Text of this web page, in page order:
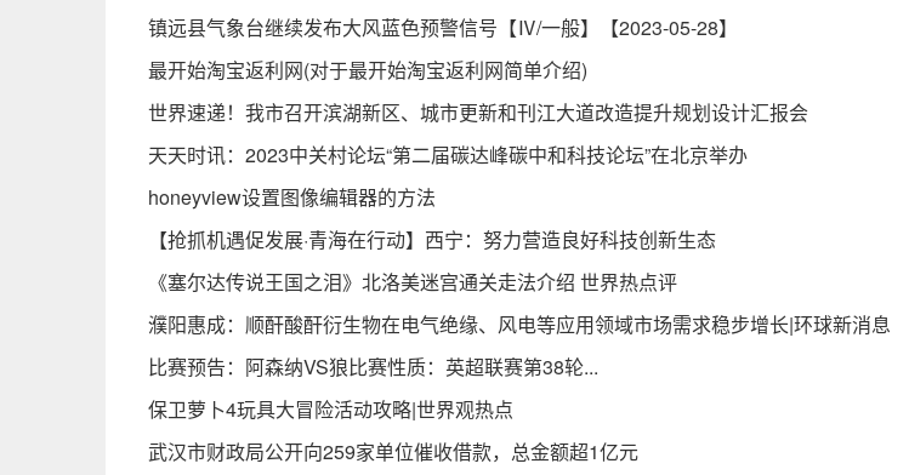
镇远县气象台继续发布大风蓝色预警信号【Ⅳ/一般】【2023-05-28】
最开始淘宝返利网(对于最开始淘宝返利网简单介绍)
世界速递！我市召开滨湖新区、城市更新和刊江大道改造提升规划设计汇报会
天天时讯：2023中关村论坛“第二届碳达峰碳中和科技论坛”在北京举办
honeyview设置图像编辑器的方法
【抢抓机遇促发展·青海在行动】西宁：努力营造良好科技创新生态
《塞尔达传说王国之泪》北洛美迷宫通关走法介绍 世界热点评
濮阳惠成：顺酐酸酐衍生物在电气绝缘、风电等应用领域市场需求稳步增长|环球新消息
比赛预告：阿森纳VS狼比赛性质：英超联赛第38轮...
保卫萝卜4玩具大冒险活动攻略|世界观热点
武汉市财政局公开向259家单位​催收借款，总金额超1亿元